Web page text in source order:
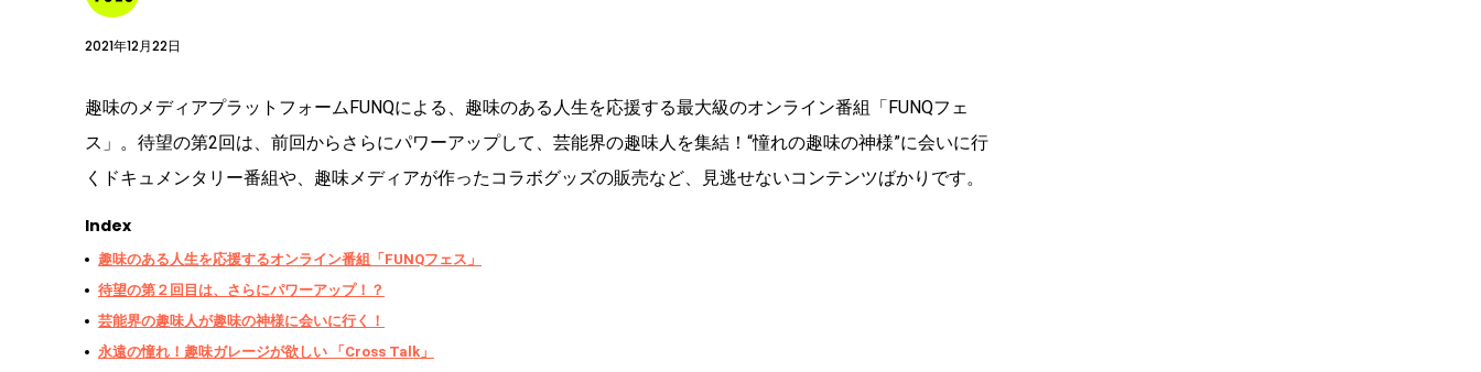
2021年12月22日
趣味のメディアプラットフォームFUNQによる、趣味のある人生を応援する最大級のオンライン番組「FUNQフェ
ス」。待望の第2回は、前回からさらにパワーアップして、芸能界の趣味人を集結！“憧れの趣味の神様”に会いに行
くドキュメンタリー番組や、趣味メディアが作ったコラボグッズの販売など、見逃せないコンテンツばかりです。
Index
趣味のある人生を応援するオンライン番組「FUNQフェス」
待望の第２回目は、さらにパワーアップ！？
芸能界の趣味人が趣味の神様に会いに行く！
永遠の憧れ！趣味ガレージが欲しい 「Cross Talk」